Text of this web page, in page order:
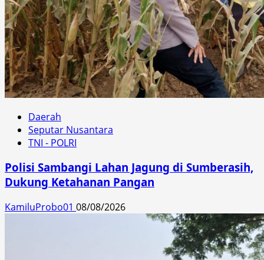
Daerah
Seputar Nusantara
TNI - POLRI
Polisi Sambangi Lahan Jagung di Sumberasih,
Dukung Ketahanan Pangan
KamiluProbo01 08/08/2026